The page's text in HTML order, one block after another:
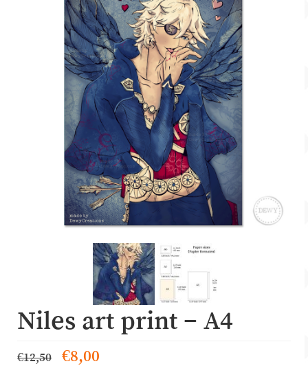
Webshop
Account
Over Dewy
Niles art print – A4
€12,50
Oorspronkelijke
€8,00